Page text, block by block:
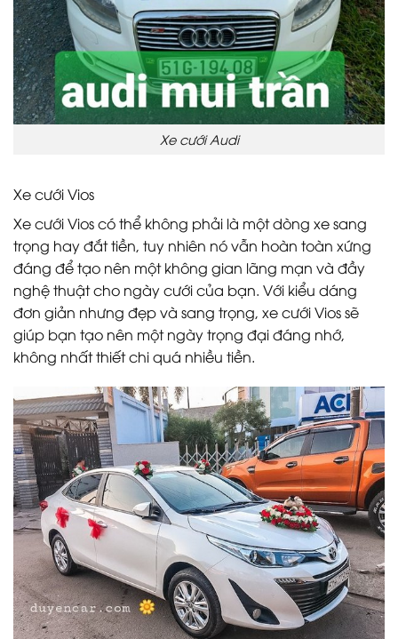
Xe cưới Audi
Xe cưới Vios
Xe cưới Vios có thể không phải là một dòng xe sang
trọng hay đắt tiền, tuy nhiên nó vẫn hoàn toàn xứng
đáng để tạo nên một không gian lãng mạn và đầy
nghệ thuật cho ngày cưới của bạn. Với kiểu dáng
đơn giản nhưng đẹp và sang trọng, xe cưới Vios sẽ
giúp bạn tạo nên một ngày trọng đại đáng nhớ,
không nhất thiết chi quá nhiều tiền.